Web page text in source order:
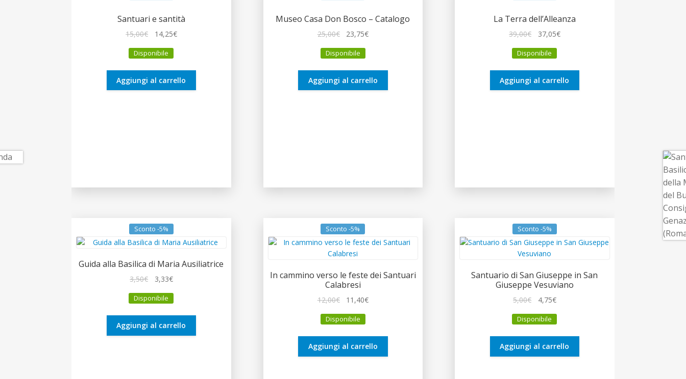
Santuari e santità
15,00€
originale
15,00€.
14,25€Il
14,25€.
Disponibile
Aggiungi al carrello
Museo Casa Don Bosco – Catalogo
25,00€
originale
25,00€.
23,75€Il
23,75€.
Disponibile
Aggiungi al carrello
La Terra dell’Alleanza
39,00€
originale
39,00€.
37,05€Il
37,05€.
Disponibile
Aggiungi al carrello
Sconto -5%
Guida alla Basilica di Maria Ausiliatrice
3,50€
originale
3,50€.
3,33€Il
attuale
3,33€.
Disponibile
Aggiungi al carrello
Sconto -5%
In cammino verso le feste dei Santuari
Calabresi
12,00€
originale
12,00€.
11,40€Il
11,40€.
Disponibile
Aggiungi al carrello
Sconto -5%
Santuario di San Giuseppe in San
Giuseppe Vesuviano
5,00€
originale
5,00€.
4,75€Il
attuale
4,75€.
Disponibile
Aggiungi al carrello